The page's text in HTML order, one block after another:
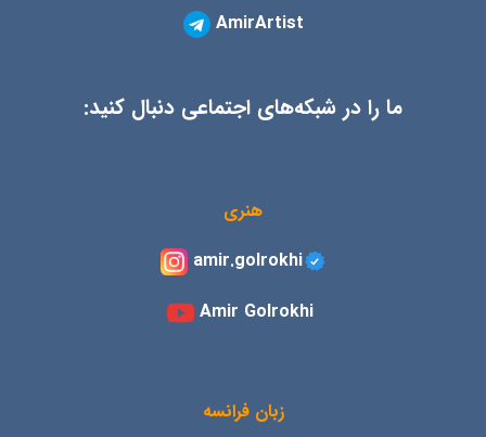
AmirArtist
ما را در شبکه‌های اجتماعی دنبال کنید:
هنری
amir.golrokhi
زبان فرانسه